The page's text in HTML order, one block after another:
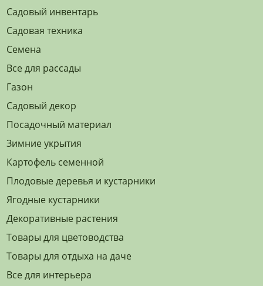
Садовый инвентарь
Садовая техника
Семена
Все для рассады
Газон
Садовый декор
Посадочный материал
Зимние укрытия
Картофель семенной
Плодовые деревья и кустарники
Ягодные кустарники
Декоративные растения
Товары для цветоводства
Товары для отдыха на даче
Все для интерьера